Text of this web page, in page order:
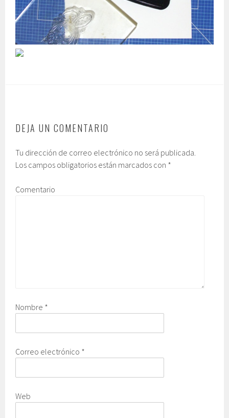
DEJA UN COMENTARIO
Tu dirección de correo electrónico no será publicada.
Los campos obligatorios están marcados con *
Comentario
Nombre *
Correo electrónico *
Web